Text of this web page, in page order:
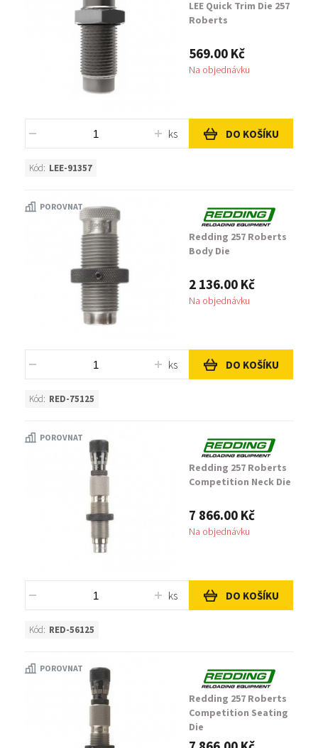
LEE Quick Trim Die 257
Roberts
569.00 Kč
Na objednávku
ks DO KOŠÍKU
Kód: LEE-91357
POROVNAT
Redding 257 Roberts
Body Die
2 136.00 Kč
Na objednávku
ks DO KOŠÍKU
Kód: RED-75125
POROVNAT
Redding 257 Roberts
Competition Neck Die
7 866.00 Kč
Na objednávku
ks DO KOŠÍKU
Kód: RED-56125
POROVNAT
Redding 257 Roberts
Competition Seating
Die